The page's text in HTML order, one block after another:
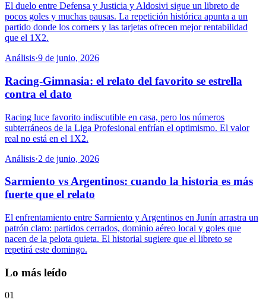
El duelo entre Defensa y Justicia y Aldosivi sigue un libreto de
pocos goles y muchas pausas. La repetición histórica apunta a un
partido donde los corners y las tarjetas ofrecen mejor rentabilidad
que el 1X2.
Análisis·9 de junio, 2026
Racing-Gimnasia: el relato del favorito se estrella
contra el dato
Racing luce favorito indiscutible en casa, pero los números
subterráneos de la Liga Profesional enfrían el optimismo. El valor
real no está en el 1X2.
Análisis·2 de junio, 2026
Sarmiento vs Argentinos: cuando la historia es más
fuerte que el relato
El enfrentamiento entre Sarmiento y Argentinos en Junín arrastra un
patrón claro: partidos cerrados, dominio aéreo local y goles que
nacen de la pelota quieta. El historial sugiere que el libreto se
repetirá este domingo.
Lo más leído
01